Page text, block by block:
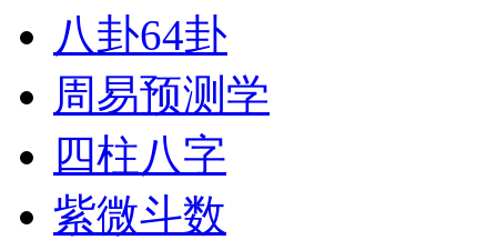
八卦64卦
周易预测学
四柱八字
紫微斗数